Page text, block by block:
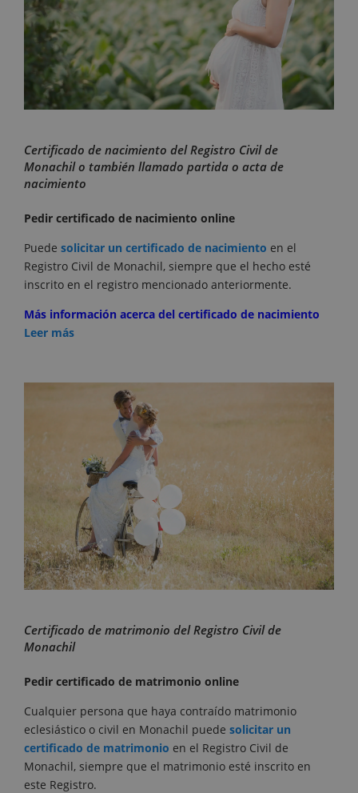
Certificado de nacimiento del Registro Civil de
Monachil o también llamado partida o acta de
nacimiento
Pedir certificado de nacimiento online
Puede solicitar un certificado de nacimiento en el
Registro Civil de Monachil, siempre que el hecho esté
inscrito en el registro mencionado anteriormente.
Más información acerca del certificado de nacimiento
Leer más
Certificado de matrimonio del Registro Civil de
Monachil
Pedir certificado de matrimonio online
Cualquier persona que haya contraído matrimonio
eclesiástico o civil en Monachil puede solicitar un
certificado de matrimonio en el Registro Civil de
Monachil, siempre que el matrimonio esté inscrito en
este Registro.